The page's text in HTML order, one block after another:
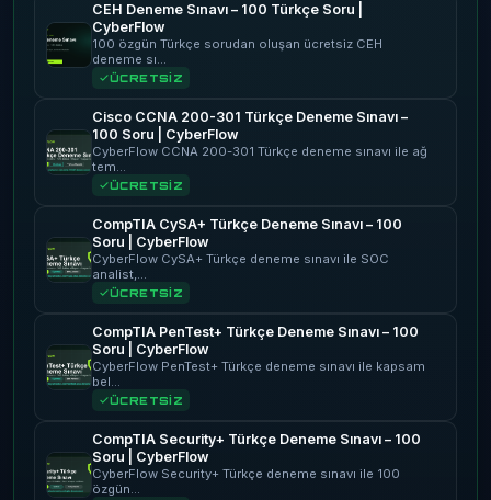
CEH Deneme Sınavı – 100 Türkçe Soru |
CyberFlow
100 özgün Türkçe sorudan oluşan ücretsiz CEH
deneme sı…
ÜCRETSİZ
Cisco CCNA 200-301 Türkçe Deneme Sınavı –
100 Soru | CyberFlow
CyberFlow CCNA 200-301 Türkçe deneme sınavı ile ağ
tem…
ÜCRETSİZ
CompTIA CySA+ Türkçe Deneme Sınavı – 100
Soru | CyberFlow
CyberFlow CySA+ Türkçe deneme sınavı ile SOC
analist,…
ÜCRETSİZ
CompTIA PenTest+ Türkçe Deneme Sınavı – 100
Soru | CyberFlow
CyberFlow PenTest+ Türkçe deneme sınavı ile kapsam
bel…
ÜCRETSİZ
CompTIA Security+ Türkçe Deneme Sınavı – 100
Soru | CyberFlow
CyberFlow Security+ Türkçe deneme sınavı ile 100
özgün…